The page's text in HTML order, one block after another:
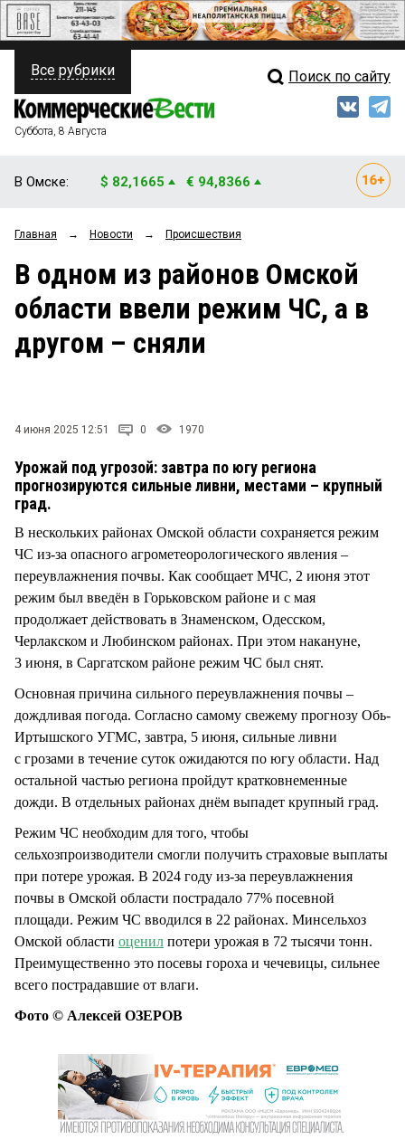
ПОЛИТИКА
ФИНАНСЫ
ОБЩЕСТВО
ЗАКОН
НОВОСТИ КОМПАНИЙ
Свежий выпуск
Мнения
Рейтинги
Блоги
Все рубрики Поиск по сайту
Суббота, 8 Августа
В Омске: $ 82,1665 € 94,8366
Главная → Новости → Происшествия
В одном из районов Омской
области ввели режим ЧС, а в
другом – сняли
4 июня 2025 12:51 0 1970
Урожай под угрозой: завтра по югу региона
прогнозируются сильные ливни, местами – крупный
град.
В нескольких районах Омской области сохраняется режим
ЧС из-за опасного агрометеорологического явления –
переувлажнения почвы. Как сообщает МЧС, 2 июня этот
режим был введён в Горьковском районе и с мая
продолжает действовать в Знаменском, Одесском,
Черлакском и Любинском районах. При этом накануне,
3 июня, в Саргатском районе режим ЧС был снят.
Основная причина сильного переувлажнения почвы –
дождливая погода. Согласно самому свежему прогнозу Обь-
Иртышского УГМС, завтра, 5 июня, сильные ливни
с грозами в течение суток ожидаются по югу области. Над
остальной частью региона пройдут кратковнеменные
дожди. В отдельных районах днём выпадет крупный град.
Режим ЧС необходим для того, чтобы
сельхозпроизводители смогли получить страховые выплаты
при потере урожая. В 2024 году из-за переувлажнения
почвы в Омской области пострадало 77% посевной
площади. Режим ЧС вводился в 22 районах. Минсельхоз
Омской области оценил потери урожая в 72 тысячи тонн.
Преимущественно это посевы гороха и чечевицы, сильнее
всего пострадавшие от влаги.
Фото © Алексей ОЗЕРОВ